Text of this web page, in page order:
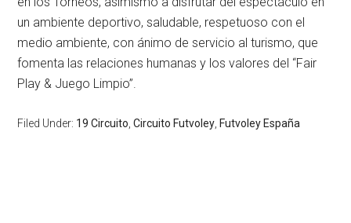
un ambiente deportivo, saludable, respetuoso con el
medio ambiente, con ánimo de servicio al turismo, que
fomenta las relaciones humanas y los valores del “Fair
Play & Juego Limpio”.
Filed Under: 19 Circuito ,Circuito Futvoley Futvoley España